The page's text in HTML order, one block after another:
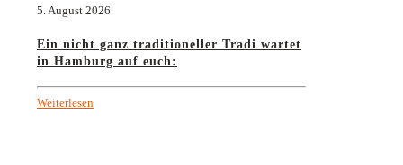
5. August 2026
Ein nicht ganz traditioneller Tradi wartet
in Hamburg auf euch:
Weiterlesen